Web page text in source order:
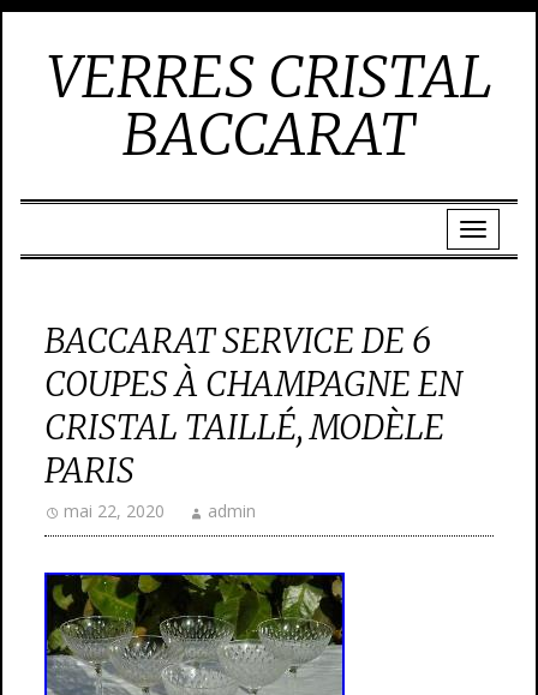
VERRES CRISTAL
BACCARAT
BACCARAT SERVICE DE 6
COUPES À CHAMPAGNE EN
CRISTAL TAILLÉ, MODÈLE
PARIS
mai 22, 2020 admin